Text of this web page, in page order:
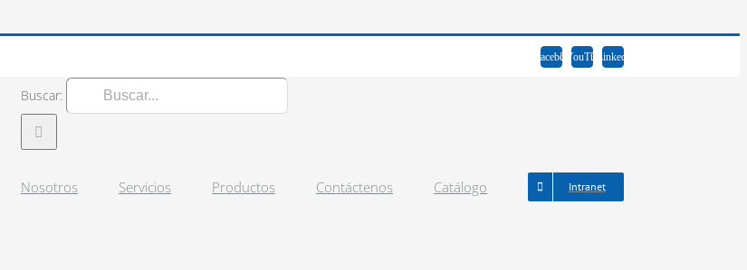
FacebookYouTubeLinkedIn
Buscar:
Nosotros Servicios Productos Contáctenos Catálogo Intranet